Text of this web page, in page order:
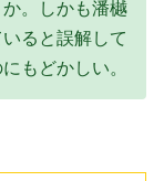
。しかも潘樾
ると誤解して
もどかしい。